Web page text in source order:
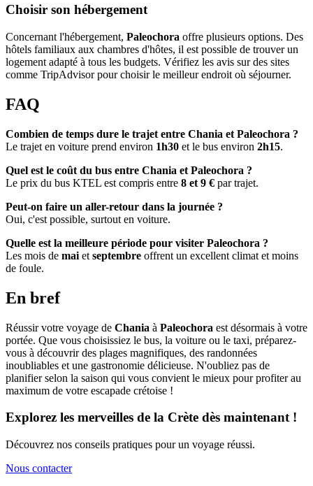
Choisir son hébergement
Concernant l'hébergement, Paleochora offre plusieurs options. Des
hôtels familiaux aux chambres d'hôtes, il est possible de trouver un
logement adapté à tous les budgets. Vérifiez les avis sur des sites
comme TripAdvisor pour choisir le meilleur endroit où séjourner.
FAQ
Combien de temps dure le trajet entre Chania et Paleochora ?
Le trajet en voiture prend environ 1h30 et le bus environ 2h15.
Quel est le coût du bus entre Chania et Paleochora ?
Le prix du bus KTEL est compris entre 8 et 9 € par trajet.
Peut-on faire un aller-retour dans la journée ?
Oui, c'est possible, surtout en voiture.
Quelle est la meilleure période pour visiter Paleochora ?
Les mois de mai et septembre offrent un excellent climat et moins
de foule.
En bref
Réussir votre voyage de Chania à Paleochora est désormais à votre
portée. Que vous choisissiez le bus, la voiture ou le taxi, préparez-
vous à découvrir des plages magnifiques, des randonnées
inoubliables et une gastronomie délicieuse. N'oubliez pas de
planifier selon la saison qui vous convient le mieux pour profiter au
maximum de votre escapade crétoise !
Explorez les merveilles de la Crète dès maintenant !
Découvrez nos conseils pratiques pour un voyage réussi.
Nous contacter